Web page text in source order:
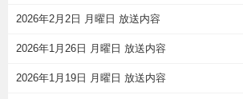
2026年2月2日 月曜日 放送内容
2026年1月26日 月曜日 放送内容
2026年1月19日 月曜日 放送内容